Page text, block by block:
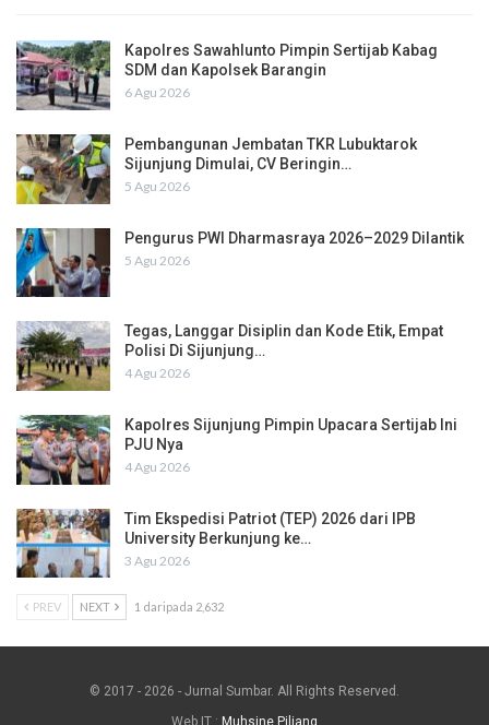
Kapolres Sawahlunto Pimpin Sertijab Kabag
SDM dan Kapolsek Barangin
6 Agu 2026
Pembangunan Jembatan TKR Lubuktarok
Sijunjung Dimulai, CV Beringin…
5 Agu 2026
Pengurus PWI Dharmasraya 2026–2029 Dilantik
5 Agu 2026
Tegas, Langgar Disiplin dan Kode Etik, Empat
Polisi Di Sijunjung…
4 Agu 2026
Kapolres Sijunjung Pimpin Upacara Sertijab Ini
PJU Nya
4 Agu 2026
Tim Ekspedisi Patriot (TEP) 2026 dari IPB
University Berkunjung ke…
3 Agu 2026
PREV NEXT 1 daripada 2,632
© 2017 - 2026 - Jurnal Sumbar. All Rights Reserved.
Web IT : Muhsine Piliang